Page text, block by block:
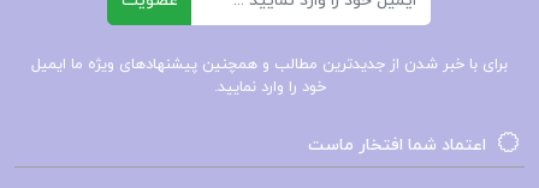
بخش سوم: مسیرهای اطلاعاتی
دانلود پی دی اف کتاب اصول بیوشیمی لنینجر نلسون
برای با خبر شدن از جدیدترین مطالب و همچنین پیشنهادهای ویژه ما ایمیل
خود را وارد نمایید.
اعتماد شما افتخار ماست